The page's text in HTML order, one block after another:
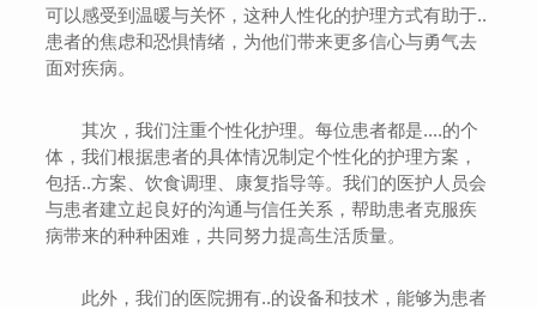
可以感受到温暖与关怀，这种人性化的护理方式有助于..
患者的焦虑和恐惧情绪，为他们带来更多信心与勇气去
面对疾病。
其次，我们注重个性化护理。每位患者都是....的个
体，我们根据患者的具体情况制定个性化的护理方案，
包括..方案、饮食调理、康复指导等。我们的医护人员会
与患者建立起良好的沟通与信任关系，帮助患者克服疾
病带来的种种困难，共同努力提高生活质量。
此外，我们的医院拥有..的设备和技术，能够为患者